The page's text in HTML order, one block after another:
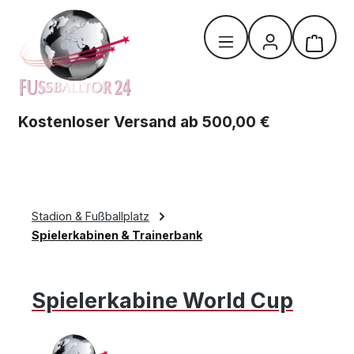
Zum Hauptinhalt springen
Kostenloser Versand ab 500,00 €
Stadion & Fußballplatz
Spielerkabinen & Trainerbank
Spielerkabine World Cup